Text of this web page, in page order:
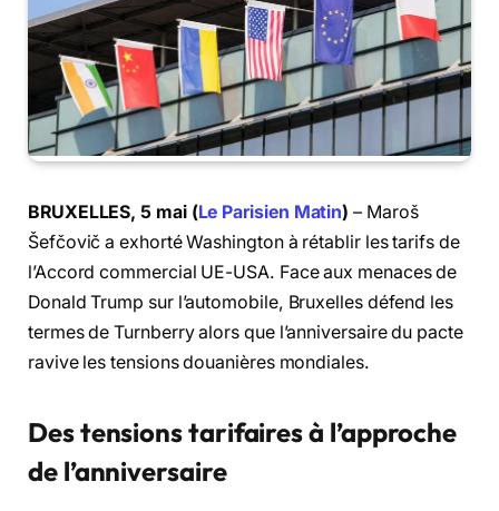
BRUXELLES, 5 mai (Le Parisien Matin) – Maroš
Šefčovič a exhorté Washington à rétablir les tarifs de
l’Accord commercial UE-USA. Face aux menaces de
Donald Trump sur l’automobile, Bruxelles défend les
termes de Turnberry alors que l’anniversaire du pacte
ravive les tensions douanières mondiales.
Des tensions tarifaires à l’approche
de l’anniversaire